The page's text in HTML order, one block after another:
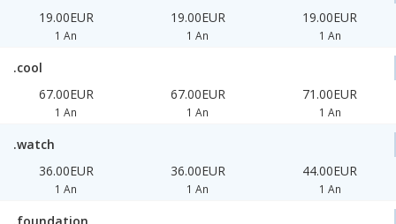
19.00EUR
1 An
19.00EUR
1 An
19.00EUR
1 An
.cool
67.00EUR
1 An
67.00EUR
1 An
71.00EUR
1 An
.watch
36.00EUR
1 An
36.00EUR
1 An
44.00EUR
1 An